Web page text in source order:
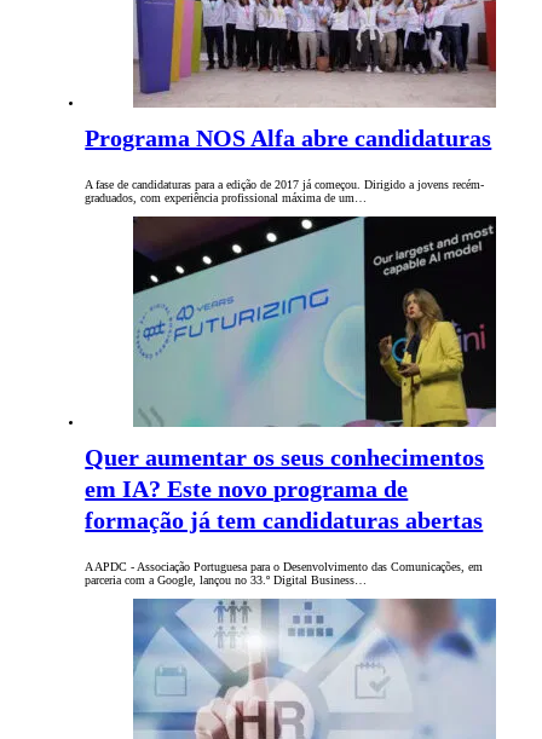
Programa NOS Alfa abre candidaturas
A fase de candidaturas para a edição de 2017 já começou. Dirigido a jovens recém-
graduados, com experiência profissional máxima de um…
Quer aumentar os seus conhecimentos
em IA? Este novo programa de
formação já tem candidaturas abertas
A APDC - Associação Portuguesa para o Desenvolvimento das Comunicações, em
parceria com a Google, lançou no 33.º Digital Business…